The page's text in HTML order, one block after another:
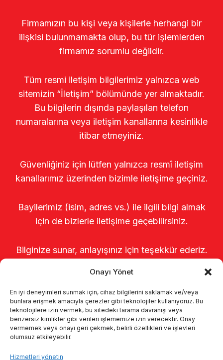
Onayı Yönet
En iyi deneyimleri sunmak için, cihaz bilgilerini saklamak ve/veya
bunlara erişmek amacıyla çerezler gibi teknolojiler kullanıyoruz. Bu
teknolojilere izin vermek, bu sitedeki tarama davranışı veya
benzersiz kimlikler gibi verileri işlememize izin verecektir. Onay
vermemek veya onayı geri çekmek, belirli özellikleri ve işlevleri
olumsuz etkileyebilir.
Hizmetleri yönetin
Firmamızın bu kişi veya kişilerle herhangi bir
ilişkisi bulunmamakta olup, bu tür işlemlerden
firmamız sorumlu değildir.
Tüm resmi iletişim bilgilerimiz yalnızca web
sitemizin “İletişim” bölümünde yer almaktadır.
Bu bilgilerin dışında paylaşılan telefon
numaralarına veya iletişim kanallarına kesinlikle
itibar etmeyiniz.
Güvenliğiniz için lütfen yalnızca resmî iletişim
kanallarımız üzerinden bizimle iletişime geçiniz.
Bayilerimiz (isim, adres vs.) ile ilgili bilgi almak
için de bizlerle iletişime geçebilirsiniz.
Bilginize sunar, anlayışınız için teşekkür ederiz.